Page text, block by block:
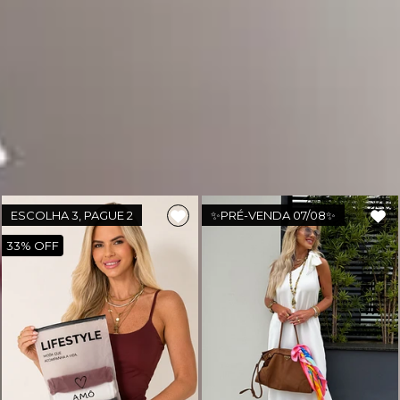
ESCOLHA 3, PAGUE 2
33%
✨PRÉ-VENDA 07/08✨